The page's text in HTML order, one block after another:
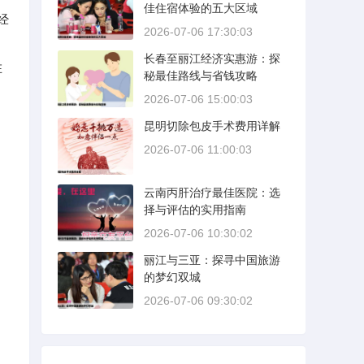
佳住宿体验的五大区域
2026-07-06 17:30:03
长春至丽江经济实惠游：探
秘最佳路线与省钱攻略
2026-07-06 15:00:03
昆明切除包皮手术费用详解
2026-07-06 11:00:03
云南丙肝治疗最佳医院：选
择与评估的实用指南
2026-07-06 10:30:02
丽江与三亚：探寻中国旅游
的梦幻双城
2026-07-06 09:30:02